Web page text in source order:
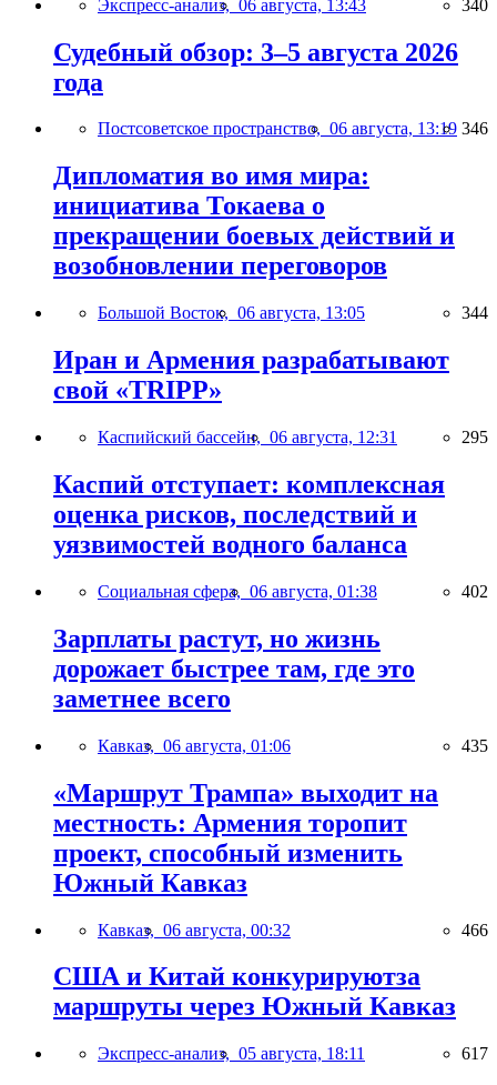
Экспресс-анализ, 06 августа, 13:43 340
Судебный обзор: 3–5 августа 2026
года
Постсоветское пространство, 06 августа, 13:19 346
Дипломатия во имя мира:
инициатива Токаева о
прекращении боевых действий и
возобновлении переговоров
Большой Восток, 06 августа, 13:05 344
Иран и Армения разрабатывают
свой «TRIPP»
Каспийский бассейн, 06 августа, 12:31 295
Каспий отступает: комплексная
оценка рисков, последствий и
уязвимостей водного баланса
Социальная сфера, 06 августа, 01:38 402
Зарплаты растут, но жизнь
дорожает быстрее там, где это
заметнее всего
Кавказ, 06 августа, 01:06 435
«Маршрут Трампа» выходит на
местность: Армения торопит
проект, способный изменить
Южный Кавказ
Кавказ, 06 августа, 00:32 466
США и Китай конкурируютза
маршруты через Южный Кавказ
Экспресс-анализ, 05 августа, 18:11 617